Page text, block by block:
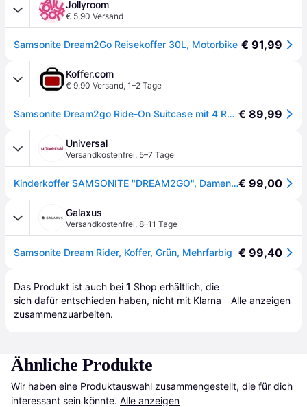
Jollyroom
€ 5,90 Versand
Samsonite Dream2Go Reisekoffer 30L, Motorbike € 91,99
Koffer.com
€ 9,90 Versand, 1–2 Tage
Samsonite Dream2go Ride-On Suitcase mit 4 Rollen Motorbike € 89,99
Universal
Versandkostenfrei, 5–7 Tage
Kinderkoffer SAMSONITE "DREAM2GO", Damen, Gr. B/H/T: 52cm x 38cm x 21cm 30 l, grün (motorbike), Koffer Kinderkoffer, geräumiger Innenraum, kompakte Maße€ 99,00
Galaxus
Versandkostenfrei, 8–11 Tage
Samsonite Dream Rider, Koffer, Grün, Mehrfarbig € 99,40
Das Produkt ist auch bei 1 Shop erhältlich, die
sich dafür entschieden haben, nicht mit Klarna
zusammenzuarbeiten.
Alle anzeigen
Ähnliche Produkte
Wir haben eine Produktauswahl zusammengestellt, die für dich
interessant sein könnte. Alle anzeigen